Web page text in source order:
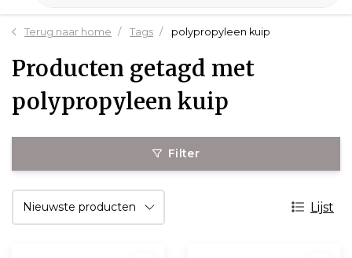
Terug naar home Tags polypropyleen kuip
Producten getagd met
polypropyleen kuip
Filter
Lijst